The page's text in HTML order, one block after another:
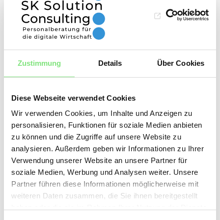
Zustimmung Details Über Cookies
Diese Webseite verwendet Cookies
Wir verwenden Cookies, um Inhalte und Anzeigen zu
personalisieren, Funktionen für soziale Medien anbieten
zu können und die Zugriffe auf unsere Website zu
analysieren. Außerdem geben wir Informationen zu Ihrer
Verwendung unserer Website an unsere Partner für
soziale Medien, Werbung und Analysen weiter. Unsere
Partner führen diese Informationen möglicherweise mit
weiteren Daten zusammen, die Sie ihnen bereitgestellt
Verständnis der Kundenbedürfnisse und kann
so die Kundenbindung stärken. Auch die
Zusammenarbeit mit Geschäftspartnern wird
verbessert, da durch die Diversität im
Unternehmen die Kommunikation erleichtert
wird. Unternehmen, die Diversität fördern, sind
daher nicht nur für ihre Mitarbeiter, sondern
auch für ihre Kunden und Geschäftspartner
attraktiver. Diversität ist also ein wichtiger
Erfolgsfaktor für Unternehmen.
Für digitales Unternehmen ist es damit umso